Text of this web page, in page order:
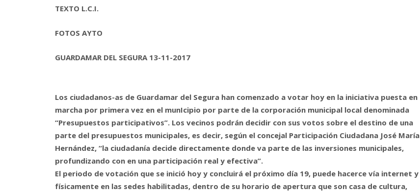
TEXTO L.C.I.
FOTOS AYTO
GUARDAMAR DEL SEGURA 13-11-2017
Los ciudadanos-as de Guardamar del Segura han comenzado a votar hoy en la iniciativa puesta en
marcha por primera vez en el munIcipio por parte de la corporación municipal local denominada
“Presupuestos participativos”. Los vecinos podrán decidir con sus votos sobre el destino de una
parte del presupuestos municipales, es decir, según el concejal Participación Ciudadana José María
Hernández, “la ciudadanía decide directamente donde va parte de las inversiones municipales,
profundizando con en una participación real y efectiva”.
El periodo de votación que se inició hoy y concluirá el próximo día 19, puede hacerce vía internet y
físicamente en las sedes habilitadas, dentro de su horario de apertura que son casa de cultura,